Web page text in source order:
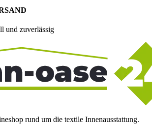
und zuverlässig
rund um die textile Innenausstattung.